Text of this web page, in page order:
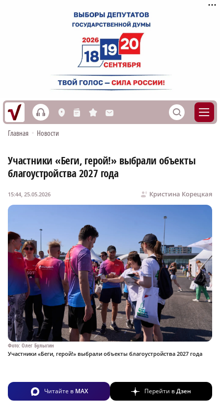
h L n s M S
Главная • Новости
Участники «Беги, герой!» выбрали объекты
благоустройства 2027 года
Кристина Корецкая
15:44, 25.05.2026
Фото: Олег Булыгин
Участники «Беги, герой!» выбрали объекты благоустройства 2027 года
Читайте в MAX Перейти вДзен